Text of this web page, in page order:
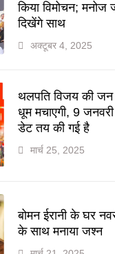
किया विमोचन; मनोज
दिखेंगे साथ
अक्टूबर 4, 2025
थलपति विजय की
धूम मचाएगी, 9
डेट तय की गई है
मार्च 25, 2025
बोमन ईरानी के घर
के साथ मनाया जश्न